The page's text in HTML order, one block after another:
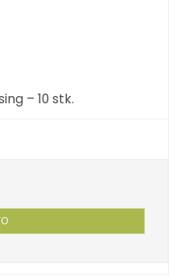
– 10 stk.